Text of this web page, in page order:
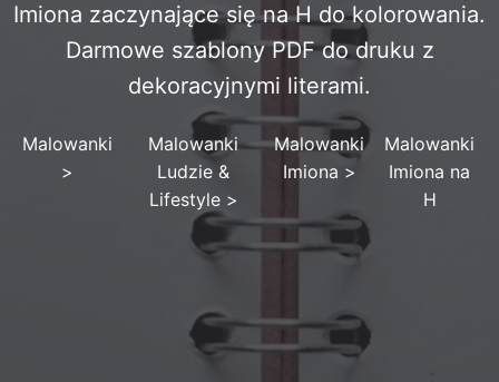
Imiona zaczynające się na H do kolorowania.
Darmowe szablony PDF do druku z
dekoracyjnymi literami.
Malowanki
>
Malowanki
Ludzie &
Lifestyle >
Malowanki
Imiona >
Malowanki
Imiona na
H